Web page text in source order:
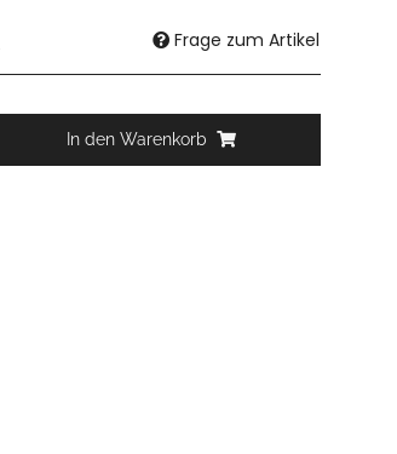
Frage zum Artikel
In den Warenkorb